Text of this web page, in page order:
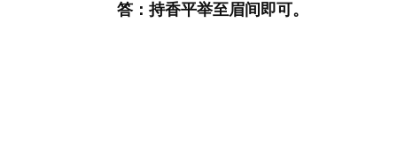
答：持香平举至眉间即可。